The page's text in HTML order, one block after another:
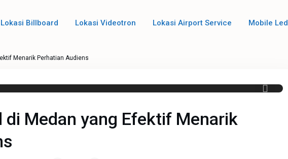
Lokasi Billboard Lokasi Videotron Lokasi Airport Service Mobile Led
Menarik Perhatian Audiens
di Medan yang Efektif Menarik